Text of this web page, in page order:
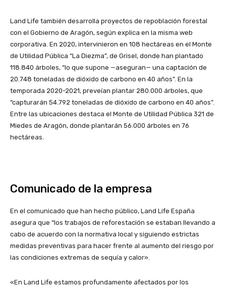
Land Life también desarrolla proyectos de repoblación forestal
con el Gobierno de Aragón, según explica en la misma web
corporativa. En 2020, intervinieron en 108 hectáreas en el Monte
de Utilidad Pública “La Diezma”, de Grisel, donde han plantado
118.840 árboles, “lo que supone —aseguran— una captación de
20.748 toneladas de dióxido de carbono en 40 años”. En la
temporada 2020-2021, preveían plantar 280.000 árboles, que
“capturarán 54.792 toneladas de dióxido de carbono en 40 años”.
Entre las ubicaciones destaca el Monte de Utilidad Pública 321 de
Miedes de Aragón, donde plantarán 56.000 árboles en 76
hectáreas.
Comunicado de la empresa
En el comunicado que han hecho público, Land Life España
asegura que “los trabajos de reforestación se estaban llevando a
cabo de acuerdo con la normativa local y siguiendo estrictas
medidas preventivas para hacer frente al aumento del riesgo por
las condiciones extremas de sequía y calor».
«En Land Life estamos profundamente afectados por los